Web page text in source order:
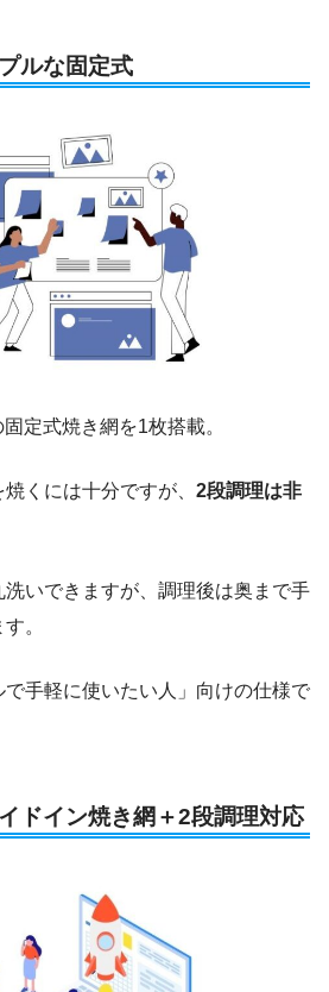
ルな固定式
定式焼き網を1枚搭載。
くには十分ですが、 2段調理は非
いできますが、調理後は奥まで手
。
手軽に使いたい人」向けの仕様で
ドイン焼き網＋2段調理対応